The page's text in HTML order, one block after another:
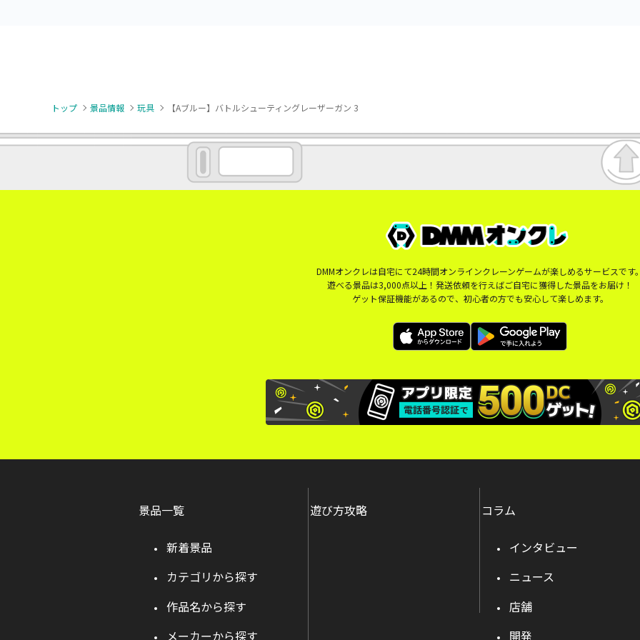
トップ 景品情報 玩具 【Aブルー】バトルシューティングレーザーガン 3
DMMオンクレは自宅にて24時間オンラインクレーンゲームが楽しめるサービスです
遊べる景品は3,000点以上！発送依頼を行えばご自宅に獲得した景品をお届け！
ゲット保証機能があるので、初心者の方でも安心して楽しめます。
景品一覧
新着景品
カテゴリから探す
作品名から探す
メーカーから探す
遊び方攻略 コラム
インタビュー
ニュース
店舗
開発